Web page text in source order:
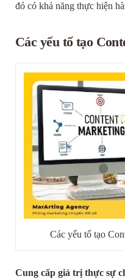
đó có khả năng thực hiện
Các yếu tố tạo
Các yếu tố tạo
Cung cấp giá trị thực sự